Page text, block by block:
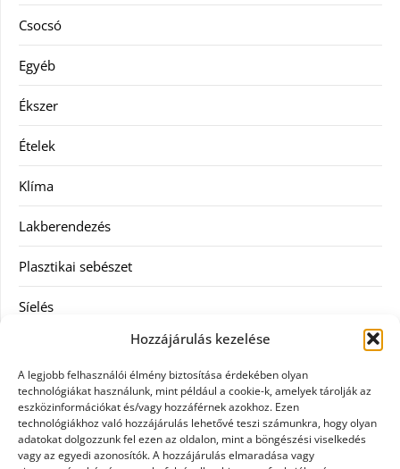
Hozzájárulás kezelése
A legjobb felhasználói élmény biztosítása érdekében olyan
technológiákat használunk, mint például a cookie-k, amelyek tárolják az
eszközinformációkat és/vagy hozzáférnek azokhoz. Ezen
technológiákhoz való hozzájárulás lehetővé teszi számunkra, hogy olyan
adatokat dolgozzunk fel ezen az oldalon, mint a böngészési viselkedés
vagy az egyedi azonosítók. A hozzájárulás elmaradása vagy
Csocsó
Egyéb
Ékszer
Ételek
Klíma
Lakberendezés
Plasztikai sebészet
Síelés
Táskák
Vásárlás